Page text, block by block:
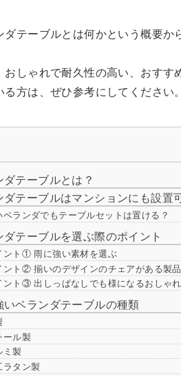
テーブルとは何かという概要
おしゃれで耐久性の高い、おす
方は、ぜひ参考にしてください。
ダテーブルとは？
ダテーブルはマンションにも設置
ベランダでもテーブルセットは置ける？
ダテーブルを選ぶ際のポイント
ント① 雨に強い素材を選ぶ
ント② 揃いのデザインのチェアがある製
ント③ 出しっぱなしでも様になるおしゃ
いベランダテーブルの種類
ール製
ミ製
ラタン製